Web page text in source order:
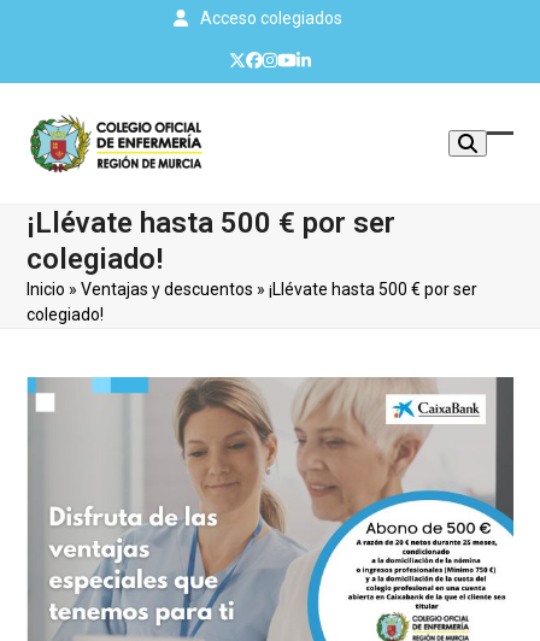
Acceso colegiados
Twitter
Facebook
Instagram
YouTube
LinkedIn
¡Llévate hasta 500 € por ser
colegiado!
Inicio »Ventajas y descuentos »¡Llévate hasta 500 € por ser
colegiado!